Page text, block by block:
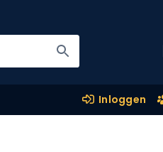
Inloggen